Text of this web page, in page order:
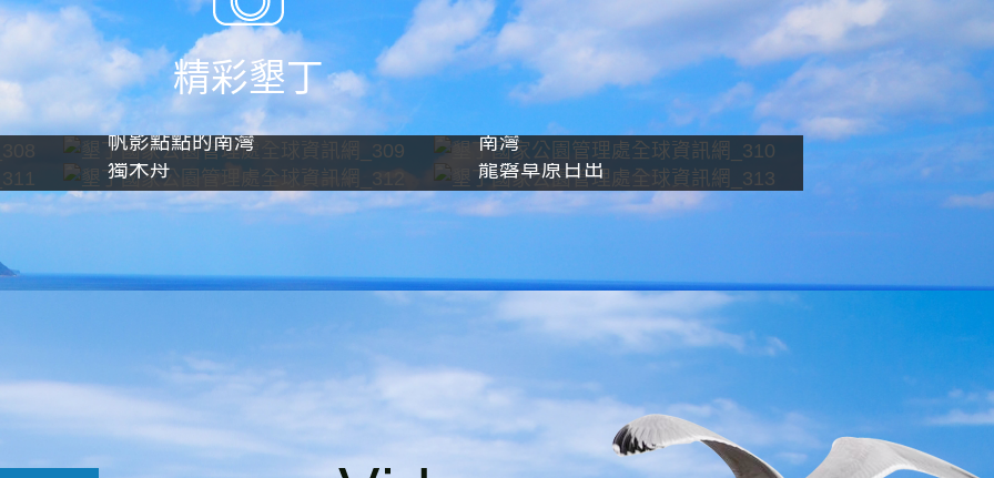
精彩墾丁
帆影點點的南灣
南灣
獨木舟
龍磐草原日出